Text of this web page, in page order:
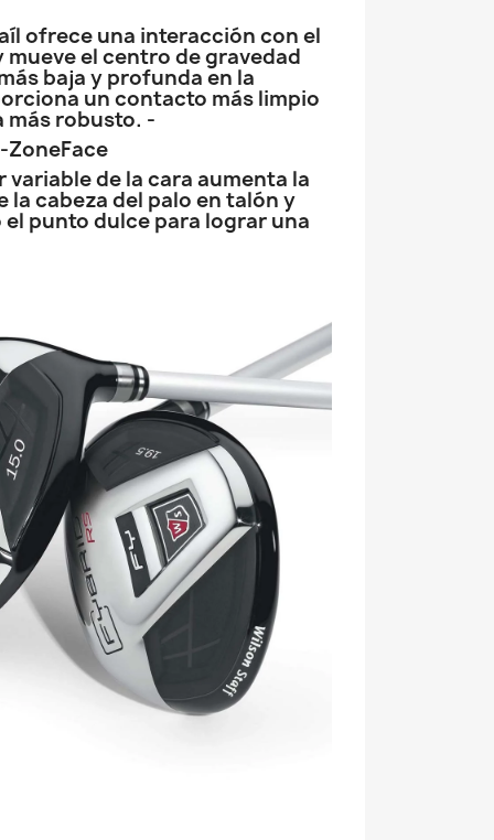
ofrece una interacción con el
mueve el centro de gravedad
baja y profunda en la
un contacto más limpio
más robusto. -
ZoneFace
variable de la cara aumenta la
la cabeza del palo en talón y
punto dulce para lograr una